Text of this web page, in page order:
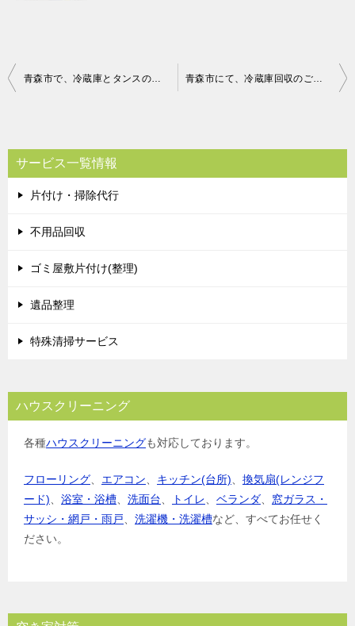
投
ビ
ゲ
ー
シ
青森市で、冷蔵庫とタンスの回収 お客様の声 青森市にて、冷蔵庫回収のご依頼 お客様の声
サービス一覧情報
片付け・掃除代行
不用品回収
ゴミ屋敷片付け(整理)
遺品整理
特殊清掃サービス
ハウスクリーニング
各種ハウスクリーニングも対応しております。
フローリング、 エアコン、 キッチン(台所)、 換気扇(レンジフ
ード)、 浴室・浴槽、 洗面台、 トイレ、 ベランダ、 窓ガラス・
サッシ・網戸・雨戸、 洗濯機・洗濯槽など、すべてお任せく
ださい。